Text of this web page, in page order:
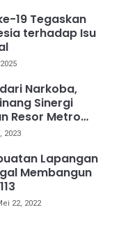
19 Tegaskan
terhadap Isu
Narkoba,
Sinergi
Resor Metro
2023
Lapangan
Membangun
22, 2022